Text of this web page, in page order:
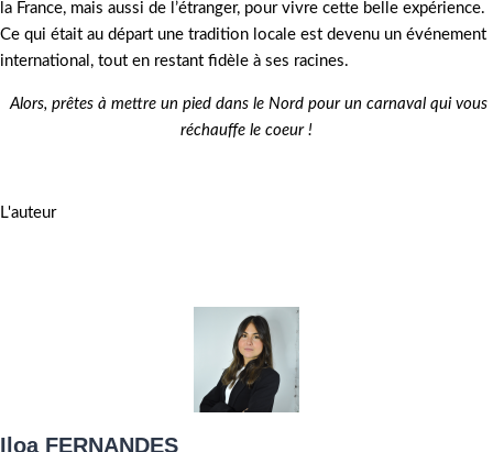
la France, mais aussi de l’étranger, pour vivre cette belle expérience.
Ce qui était au départ une tradition locale est devenu un événement
international, tout en restant fidèle à ses racines.
Alors, prêtes à mettre un pied dans le Nord pour un carnaval qui vous
réchauffe le coeur !
L'auteur
Iloa FERNANDES